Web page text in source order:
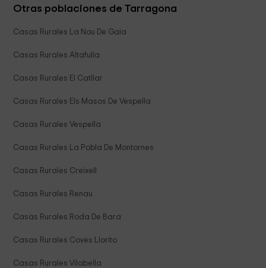
Otras poblaciones de Tarragona
Casas Rurales La Nou De Gaia
Casas Rurales Altafulla
Casas Rurales El Catllar
Casas Rurales Els Masos De Vespella
Casas Rurales Vespella
Casas Rurales La Pobla De Montornes
Casas Rurales Creixell
Casas Rurales Renau
Casas Rurales Roda De Bara
Casas Rurales Coves Llorito
Casas Rurales Vilabella